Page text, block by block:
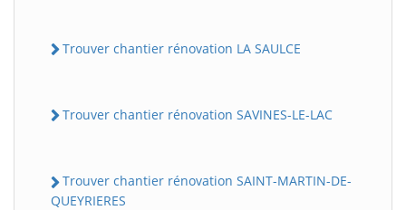
Trouver chantier rénovation LA SAULCE
Trouver chantier rénovation SAVINES-LE-LAC
Trouver chantier rénovation SAINT-MARTIN-DE-
QUEYRIERES